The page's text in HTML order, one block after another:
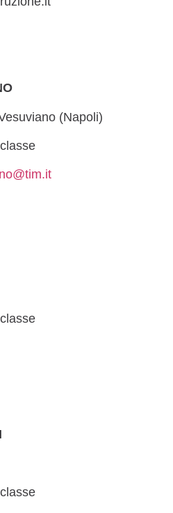
(Napoli)